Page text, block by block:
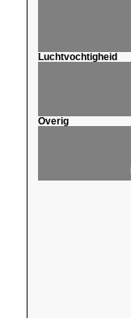
Luchtvochtigheid
Overig